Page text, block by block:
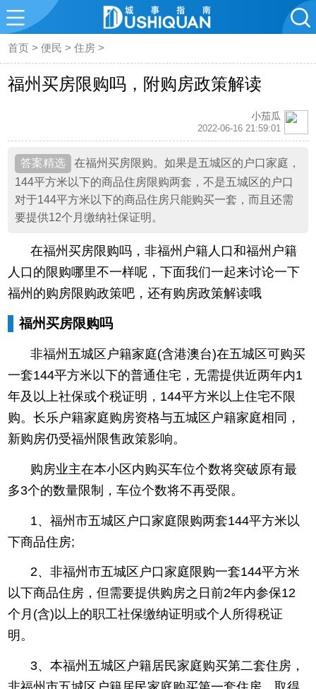
首页 >便民 >住房 >
福州买房限购吗，附购房政策解读
小茄瓜
2022-06-16 21:59:01
在福州买房限购。如果是五城区的户口家庭，
144平方米以下的商品住房限购两套，不是五城区的户口
对于144平方米以下的商品住房只能购买一套，而且还需
要提供12个月缴纳社保证明。
在福州买房限购吗，非福州户籍人口和福州户籍
人口的限购哪里不一样呢，下面我们一起来讨论一下
福州的购房限购政策吧，还有购房政策解读哦
福州买房限购吗
非福州五城区户籍家庭(含港澳台)在五城区可购买
一套144平方米以下的普通住宅，无需提供近两年内1
年及以上社保或个税证明，144平方米以上住宅不限
购。长乐户籍家庭购房资格与五城区户籍家庭相同，
新购房仍受福州限售政策影响。
购房业主在本小区内购买车位个数将突破原有最
多3个的数量限制，车位个数将不再受限。
1、福州市五城区户口家庭限购两套144平方米以
下商品住房;
2、非福州市五城区户口家庭限购一套144平方米
以下商品住房，但需要提供购房之日前2年内参保12
个月(含)以上的职工社保缴纳证明或个人所得税证
明。
3、本福州五城区户籍居民家庭购买第二套住房，